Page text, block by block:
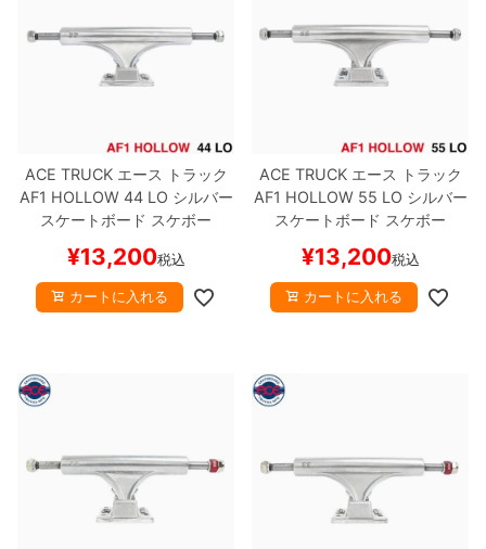
ACE TRUCKエース トラック
AF1 HOLLOW44 LO シルバー
スケートボード スケボー
¥13,200税込
カートに入れる
ACE TRUCKエース トラック
AF1 HOLLOW55 LO シルバー
スケートボード スケボー
¥13,200税込
カートに入れる